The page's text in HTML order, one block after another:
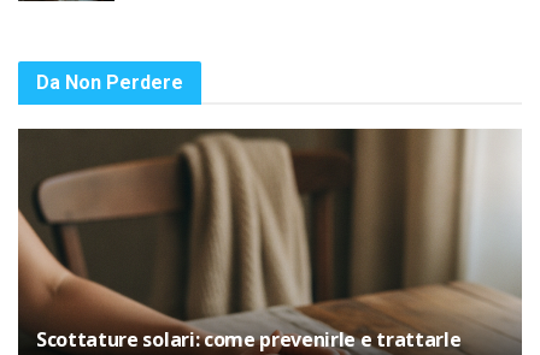
Da Non Perdere
Scottature solari: come prevenirle e trattarle